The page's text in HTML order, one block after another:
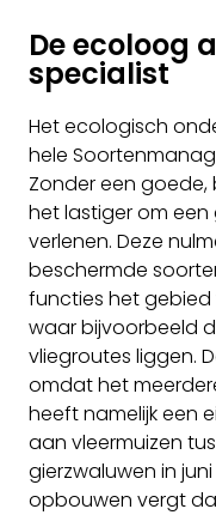
De ecoloog
specialist
Het ecologisch
hele
Zonder een
het lastiger om
verlenen. Deze
beschermde
functies het
waar bijvoorbeeld
vliegroutes liggen.
omdat het
heeft namelijk een
aan vleermuizen
gierzwaluwen in
opbouwen vergt